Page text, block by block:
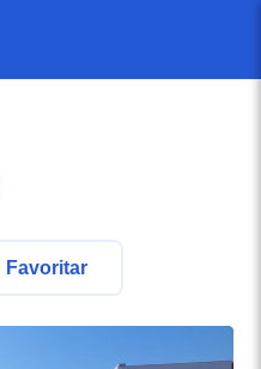
Favoritar